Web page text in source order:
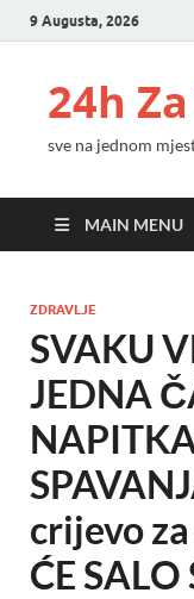
9 Augusta, 2026
24h
sve na jednom
MAIN MENU
ZDRAVLJE
SVAKU
JEDNA
crijevo
ĆE